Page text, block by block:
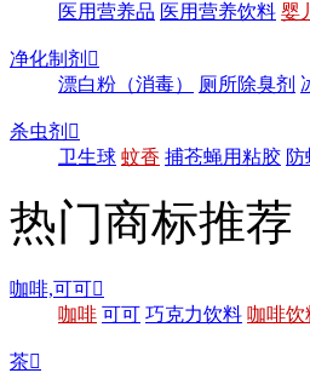
医用营养品 医用营养饮料 婴
净化制剂 
漂白粉（消毒）
厕所除臭剂
杀虫剂 
卫生球 蚊香 捕苍蝇用粘胶 防
热门商标推荐
咖啡,可可
咖啡 可可 巧克力饮料 咖啡饮
茶